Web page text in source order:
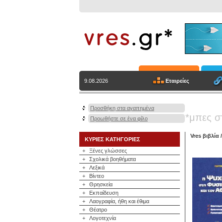
9.08.2026 Εταιρείες
Προσθήκη στα αγαπημένα
Προωθήστε σε ένα φίλο
*μπες
ΚΥΡΙΕΣ ΚΑΤΗΓΟΡΙΕΣ
+
Ξένες γλώσσες
+
Σχολικά βοηθήματα
+
Λεξικά
+
Βίντεο
+
Θρησκεία
+
Εκπαίδευση
+
Λαογραφία, ήθη και έθιμα
+
Θέατρο
+
Λογοτεχνία
Vres βιβλία